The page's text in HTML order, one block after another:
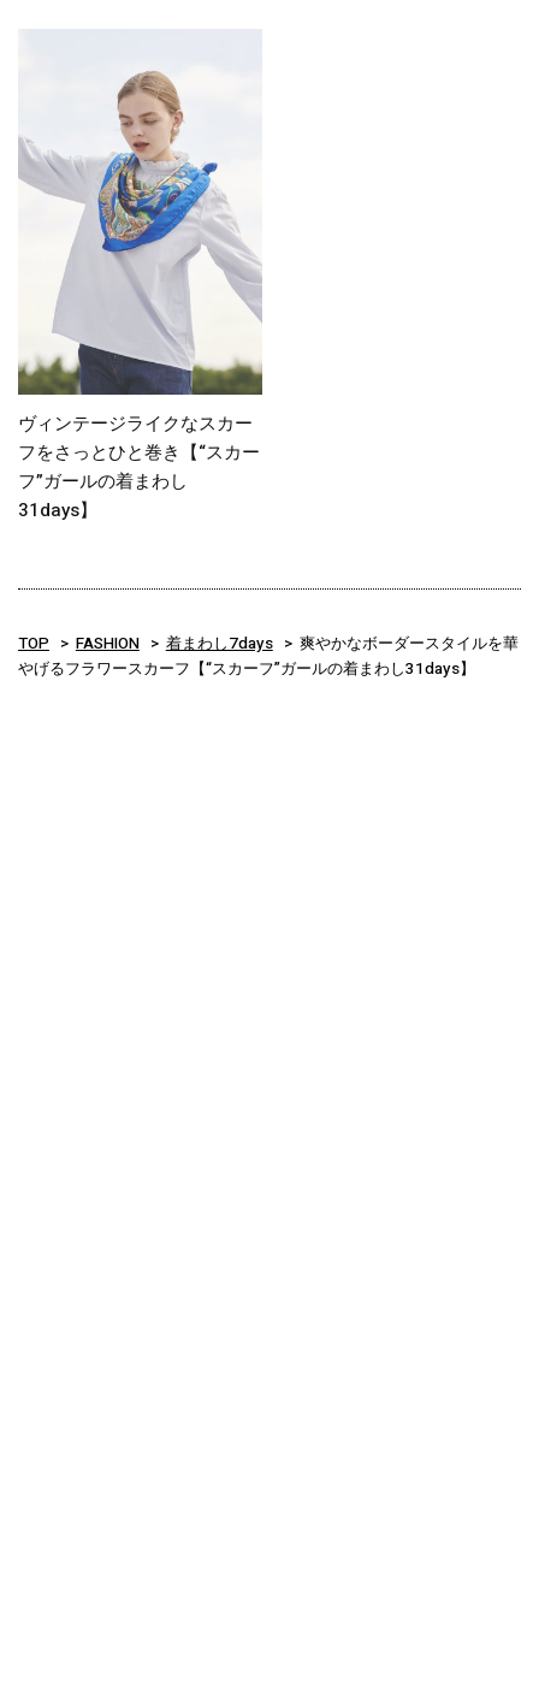
ヴィンテージライクなスカー
フをさっとひと巻き【“スカー
フ”ガールの着まわし
31days】
TOP FASHION 着まわし7days
爽やかなボーダースタイルを華
やげるフラワースカーフ【“スカーフ”ガールの着まわし31days】